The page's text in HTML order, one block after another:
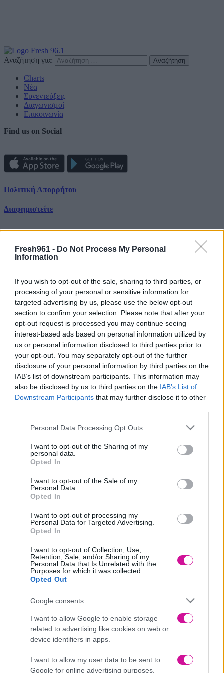
Fresh961 - Do Not Process My Personal
Information
If you wish to opt-out of the sale, sharing to third parties, or
processing of your personal or sensitive information for
targeted advertising by us, please use the below opt-out
section to confirm your selection. Please note that after your
opt-out request is processed you may continue seeing
interest-based ads based on personal information utilized by
us or personal information disclosed to third parties prior to
your opt-out. You may separately opt-out of the further
disclosure of your personal information by third parties on the
IAB’s list of downstream participants. This information may
also be disclosed by us to third parties on the IAB’s List of
Downstream Participants that may further disclose it to other
Please note that this website/app uses one or more Google
not limited to your visit or usage behaviour. You may click to
grant or deny consent to Google and its third-party tags to
use your data for below specified purposes in below Google
consent section.
Personal Data Processing Opt Outs
I want to opt-out of the Sharing of my
personal data.
Opted In
I want to opt-out of the Sale of my
Personal Data.
Opted In
I want to opt-out of processing my
Personal Data for Targeted Advertising.
Opted In
I want to opt-out of Collection, Use,
Retention, Sale, and/or Sharing of my
Personal Data that Is Unrelated with the
Purposes for which it was collected.
Opted Out
Google consents
I want to allow Google to enable storage
related to advertising like cookies on web or
device identifiers in apps.
I want to allow my user data to be sent to
Google for online advertising purposes.
Αναζήτηση για:
Charts
Νέα
Συνεντεύξεις
Διαγωνισμοί
Επικοινωνία
Find us on Social
Πολιτική Απορρήτου
Διαφημιστείτε
Γιατί είναι κακό να πατάμε αναβολή στο
ξυπνητήρι του κινητού μας;
13/11/2022
Η έρευνα δημοσιεύτηκε στο SLEEP, με τους ερευνητές να
υποστηρίζουν ότι τα άτομα που χρειάζονται περισσότερα από ένα
ξυπνητήρια για να ξυπνήσουν, ουσιαστικά κάνουν κακό στο
νευρικό τους σύστημα, κι αυτό έχει ως συνέπεια ότι με την πάροδο
του χρόνου θα αντιμετωπίσουν προβλήματα υγείας.
ύπνου, αλλά και μείωση της γενικότερης απόδοσής τους, είτε
Η διαπίστωση αυτή έγινε από τα αποτελέσματα του 57% των
συμμετεχόντων, που είχαν αυτή τη συνήθεια στο ξύπνημα. Η
χρησιμοποιώντας φορητές συσκευές εξέτασαν τον καρδιακό παλμό
αλλά και τη διάρκεια του ύπνου σε 450 συμμετέχοντας, οι οποίοι
είχαν πλήρη απασχόληση και μισθωτή εργασία.
«Όλα τα ξυπνητήρια και τα smartphones έχουν κουμπιά snooze. Αν
και οι περισσότεροι ειδικοί είναι γενικά κατά της χρήσης του
snoozing, όταν πήγαμε να εξετάσουμε τα δεδομένα, δεν υπήρχε
συνηθισμένο είναι – και υπάρχουν ακόμα τόσα πολλά που δεν
γνωρίζουμε» ανέφερε ο επικεφαλής της μελέτης δρ. Stephen
Mattingly, που έκανε την έρευνα μαζί με τον καθηγητή
πληροφορικής και μηχανικής, Aaron Striegel.
Τα ευρήματα έδειξαν πως οι γυναίκες έχουν 50% παραπάνω
πιθανότητες να πατήσουν την αναβολή στα ξυπνητήρια σε σχέση με
τους άνδρες. Ο δρ. Stephen Mattingly, στην προσπάθεια του να
ανακαλύψει το πρότυπο συμπεριφοράς αυτών των ατόμων, είπε
πως «πρόκειται για ανθρώπους που εργάζονται εδώ και χρόνια με
ανώτερα πτυχία, και το 57% αυτών ροχαλίζουν».
Επίσης συμπλήρωσε ότι: «Αξίζει να αναφέρουμε όμως ότι αυτά τα
στατιστικά στοιχεία είναι αντιπροσωπευτικά μόνο για έναν μικρό